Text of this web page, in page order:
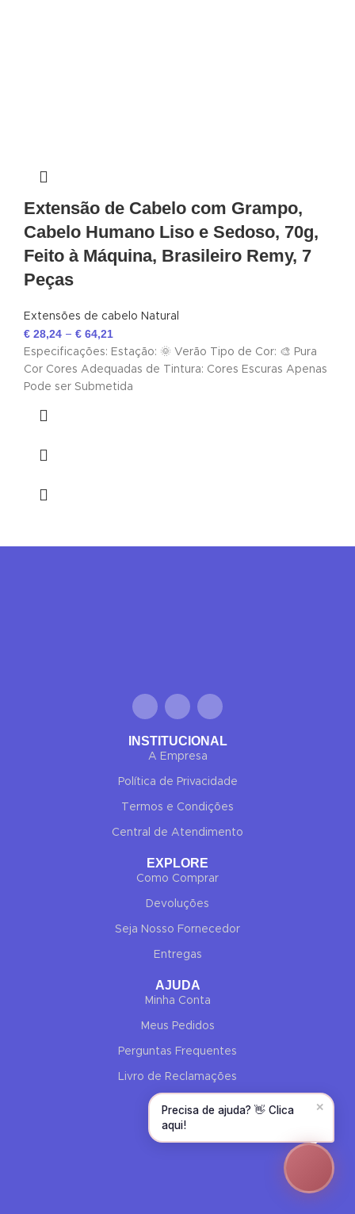
Extensão de Cabelo com Grampo,
Cabelo Humano Liso e Sedoso, 70g,
Feito à Máquina, Brasileiro Remy, 7
Peças
Extensões de cabelo Natural
€ 28,24 – € 64,21
Especificações: Estação: 🌞 Verão Tipo de Cor: 🎨 Pura
Cor Cores Adequadas de Tintura: Cores Escuras Apenas
Pode ser Submetida
INSTITUCIONAL
A Empresa
Política de Privacidade
Termos e Condições
Central de Atendimento
EXPLORE
Como Comprar
Devoluções
Seja Nosso Fornecedor
Entregas
AJUDA
Minha Conta
Meus Pedidos
Perguntas Frequentes
Livro de Reclamações
Precisa de ajuda? 👋 Clica
aqui!
✕
Online agora
Olá! Para começarmos, diz-me o teu nome
CONTINUAR →